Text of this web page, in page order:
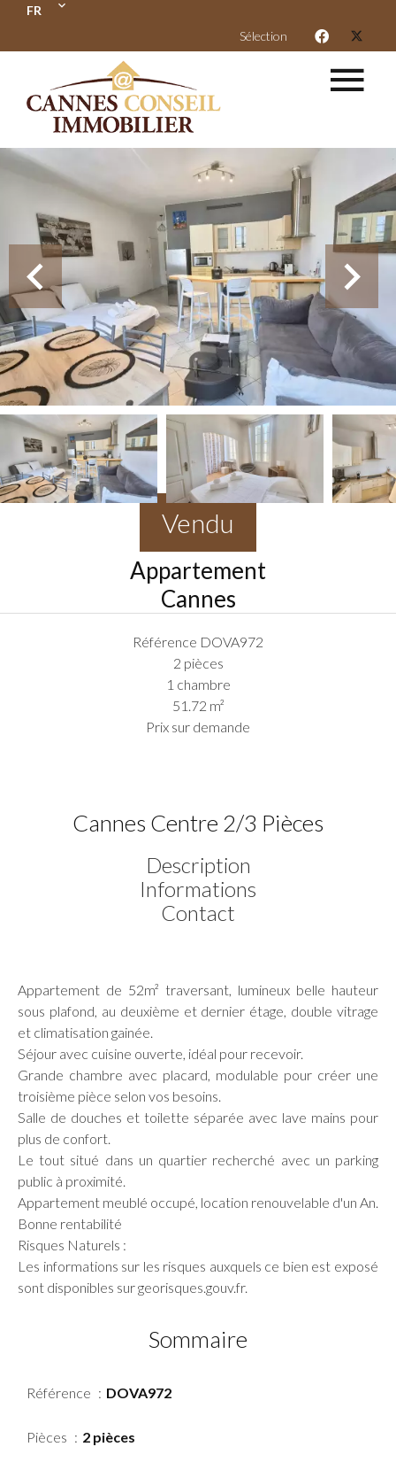
FR
Sélection
Vendu
Appartement
Cannes
Référence DOVA972
2 pièces
1 chambre
51.72 m²
Prix sur demande
Cannes Centre 2/3 Pièces
Description
Informations
Contact
Appartement de 52m² traversant, lumineux belle hauteur
sous plafond, au deuxième et dernier étage, double vitrage
et climatisation gainée.
Séjour avec cuisine ouverte, idéal pour recevoir.
Grande chambre avec placard, modulable pour créer une
troisième pièce selon vos besoins.
Salle de douches et toilette séparée avec lave mains pour
plus de confort.
Le tout situé dans un quartier recherché avec un parking
public à proximité.
Appartement meublé occupé, location renouvelable d'un An.
Bonne rentabilité
Risques Naturels :
Les informations sur les risques auxquels ce bien est exposé
sont disponibles sur georisques.gouv.fr.
Sommaire
Référence DOVA972
Pièces 2 pièces